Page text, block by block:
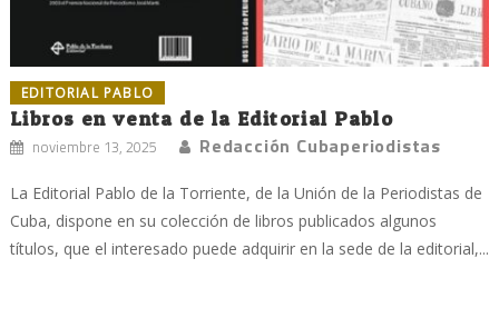
EDITORIAL PABLO
Libros en venta de la Editorial Pablo
noviembre 13, 2025 Redacción Cubaperiodistas
La Editorial Pablo de la Torriente, de la Unión de la Periodistas de
Cuba, dispone en su colección de libros publicados algunos
títulos, que el interesado puede adquirir en la sede de la editorial,...